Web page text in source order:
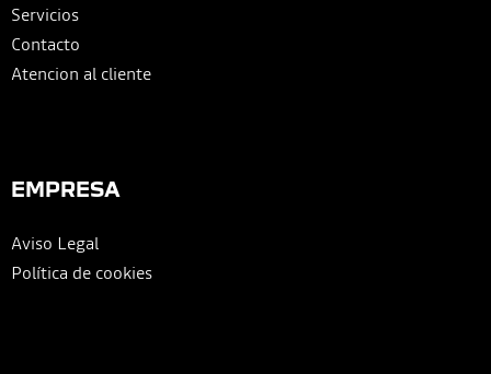
Servicios
Contacto
Atencion al cliente
EMPRESA
Aviso Legal
Política de cookies